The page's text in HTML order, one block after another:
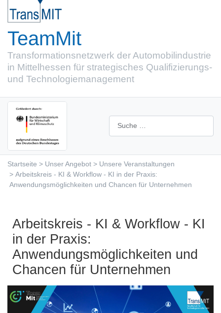
TeamMit
Transformations­netzwerk der Automobil­industrie
in Mittel­hessen für strategisches Qualifizierungs-
und Technologiemanagement
Startseite Unser Angebot
Unsere Veranstaltungen
Arbeitskreis - KI & Workflow - KI in der Praxis:
Anwendungsmöglichkeiten und Chancen für Unternehmen
Arbeitskreis - KI & Workflow - KI
in der Praxis:
Anwendungsmöglichkeiten und
Chancen für Unternehmen